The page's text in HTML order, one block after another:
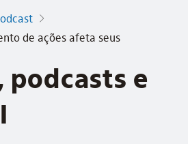
de ações afeta seus
podcasts e